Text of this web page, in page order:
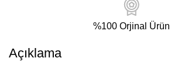
%100 Orjinal Ürün
Açıklama